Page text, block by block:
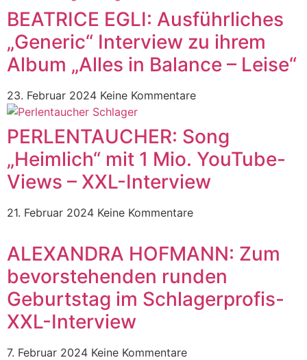
BEATRICE EGLI: Ausführliches
„Generic“ Interview zu ihrem
Album „Alles in Balance – Leise“
23. Februar 2024 Keine Kommentare
PERLENTAUCHER: Song
„Heimlich“ mit 1 Mio. YouTube-
Views – XXL-Interview
21. Februar 2024 Keine Kommentare
ALEXANDRA HOFMANN: Zum
bevorstehenden runden
Geburtstag im Schlagerprofis-
XXL-Interview
7. Februar 2024 Keine Kommentare